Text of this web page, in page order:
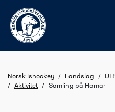
Norsk Ishockey / Landslag /
/
Aktivitet / Samling på Hamar